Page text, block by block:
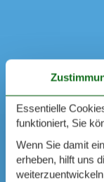
Essentielle
funktioniert, Sie
Wenn Sie damit
erheben, hilft uns